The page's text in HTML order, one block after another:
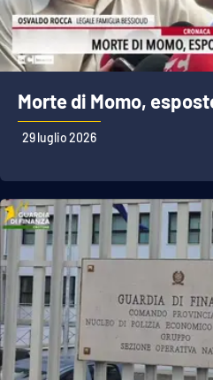
Morte di Momo,
29 luglio 2026